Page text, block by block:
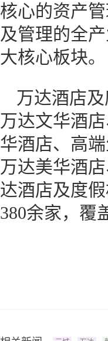
核心的资产
及管理的全
大核心板块。
万达酒店
万达文华酒
华酒店、高
万达美华酒
达酒店及度
380余家，覆